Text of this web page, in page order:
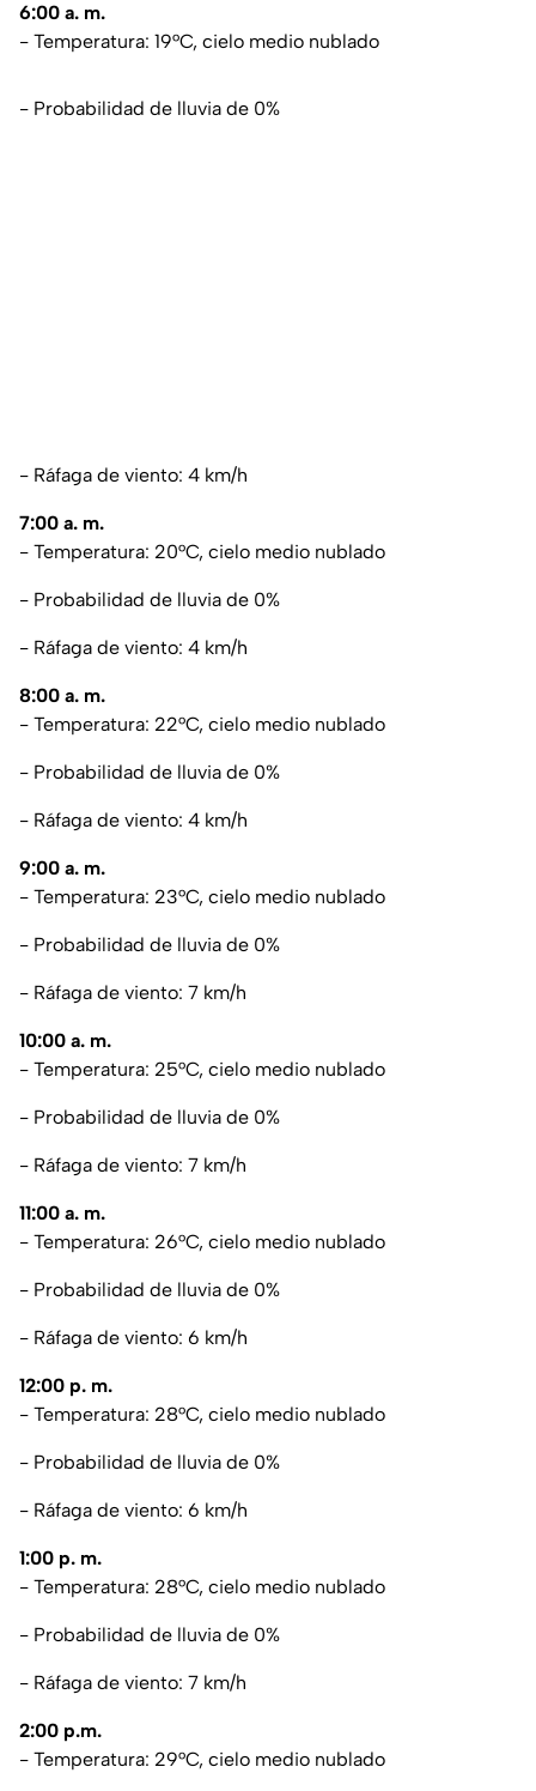
6:00 a. m.
- Temperatura: 19°C, cielo medio nublado
- Probabilidad de lluvia de 0%
- Ráfaga de viento: 4 km/h
7:00 a. m.
- Temperatura: 20°C, cielo medio nublado
- Probabilidad de lluvia de 0%
- Ráfaga de viento: 4 km/h
8:00 a. m.
- Temperatura: 22°C, cielo medio nublado
- Probabilidad de lluvia de 0%
- Ráfaga de viento: 4 km/h
9:00 a. m.
- Temperatura: 23°C, cielo medio nublado
- Probabilidad de lluvia de 0%
- Ráfaga de viento: 7 km/h
10:00 a. m.
- Temperatura: 25°C, cielo medio nublado
- Probabilidad de lluvia de 0%
- Ráfaga de viento: 7 km/h
11:00 a. m.
- Temperatura: 26°C, cielo medio nublado
- Probabilidad de lluvia de 0%
- Ráfaga de viento: 6 km/h
12:00 p. m.
- Temperatura: 28°C, cielo medio nublado
- Probabilidad de lluvia de 0%
- Ráfaga de viento: 6 km/h
1:00 p. m.
- Temperatura: 28°C, cielo medio nublado
- Probabilidad de lluvia de 0%
- Ráfaga de viento: 7 km/h
2:00 p.m.
- Temperatura: 29°C, cielo medio nublado